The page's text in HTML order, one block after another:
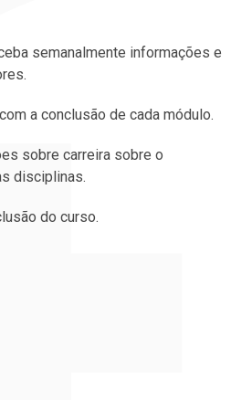
semanalmente informações e
a conclusão de cada módulo.
sobre carreira sobre o
disciplinas.
do curso.